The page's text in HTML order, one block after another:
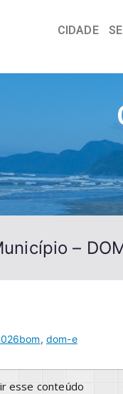
Aberta
CIDADE
–
bom, dom-e
esse conteúdo